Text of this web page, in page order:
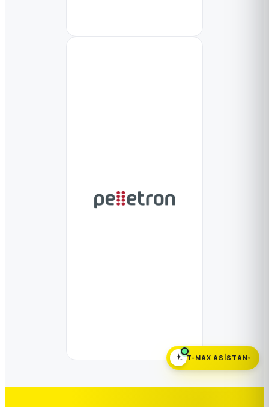
T-MAX ASISTAN